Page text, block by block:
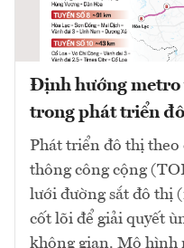
Định hướng metro
trong phát triển
Phát triển đô thị theo
thông công cộng
lưới đường sắt đô thị
cốt lõi để giải quyết
không gian. Mô hình